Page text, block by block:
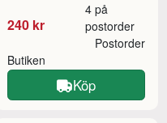
240 kr
4 på
postorder
Butiken
Postorder
Köp